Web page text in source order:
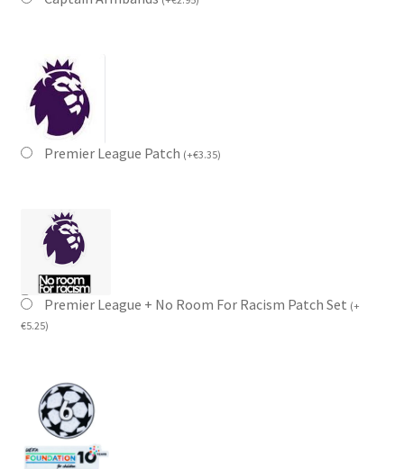
Premier League Patch (+€3.35)
Premier League + No Room For Racism Patch Set (+
€5.25)